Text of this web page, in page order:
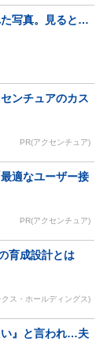
た写真。見ると…
ンチュアのカス
PR(アクセンチュア)
適なユーザー接
PR(アクセンチュア)
育成設計とは
クス・ホールディングス)
い』と言われ…夫